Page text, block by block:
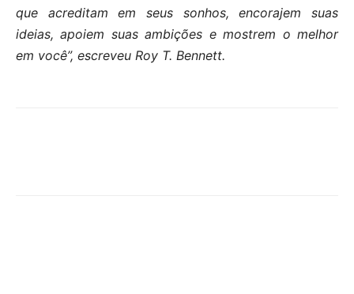
que acreditam em seus sonhos, encorajem suas
ideias, apoiem suas ambições e mostrem o melhor
em você”, escreveu Roy T. Bennett.